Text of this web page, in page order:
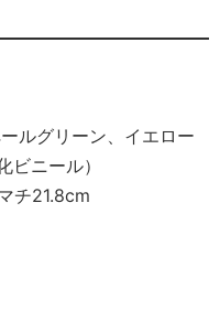
ルグリーン、イエロー
ニール）
チ21.8cm